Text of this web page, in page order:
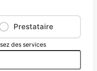
Prestataire
des services